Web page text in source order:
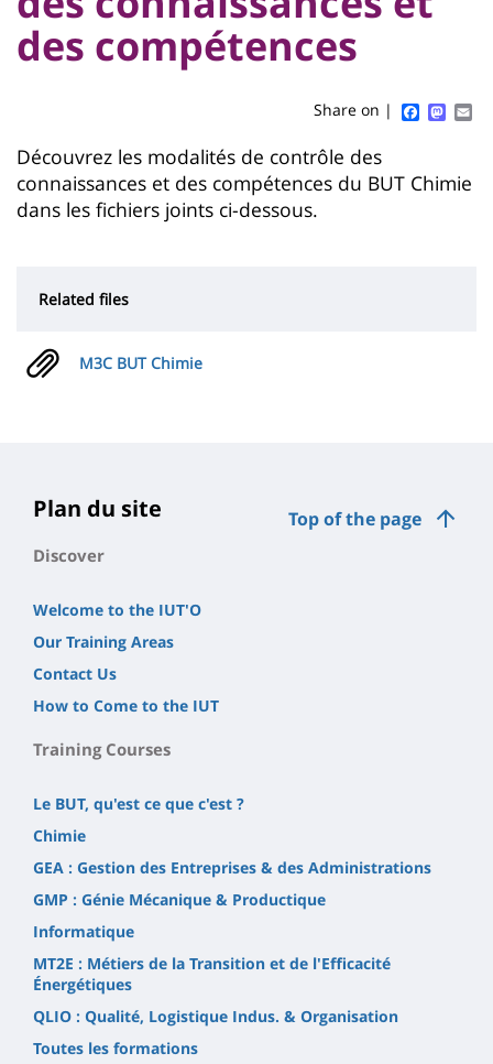
Sidebar
Main
content
Titre
de
des compétences
Share on |
Contenu
de
la
principale
Découvrez les modalités de contrôle des
connaissances et des compétences du BUT Chimie
dans les fichiers joints ci-dessous.
Related files
M3C BUT Chimie
Top of the page
Plan du site
Discover
Welcome to the IUT'O
Our Training Areas
Contact Us
How to Come to the IUT
Training Courses
Le BUT, qu'est ce que c'est ?
Chimie
GEA : Gestion des Entreprises & des Administrations
GMP : Génie Mécanique & Productique
Informatique
MT2E : Métiers de la Transition et de l'Efficacité
Énergétiques
QLIO : Qualité, Logistique Indus. & Organisation
Toutes les formations